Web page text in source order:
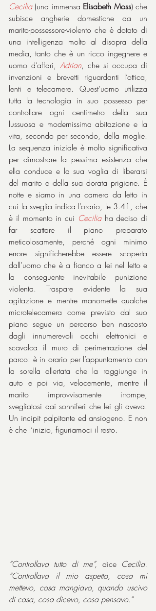
Cecilia (una immensa Elisabeth Moss) che
subisce angherie domestiche da un
marito-possessore-violento che è dotato di
una intelligenza molto al disopra della
media, tanto che è un ricco ingegnere e
uomo d’affari, Adrian, che si occupa di
invenzioni e brevetti riguardanti l’ottica,
lenti e telecamere. Quest’uomo utilizza
tutta la tecnologia in suo possesso per
controllare ogni centimetro della sua
lussuosa e modernissima abitazione e la
vita, secondo per secondo, della moglie.
La sequenza iniziale è molto significativa
per dimostrare la pessima esistenza che
ella conduce e la sua voglia di liberarsi
del marito e della sua dorata prigione. È
notte e siamo in una camera da letto in
cui la sveglia indica l’orario, le 3.41, che
è il momento in cui Cecilia ha deciso di
far scattare il piano preparato
meticolosamente, perché ogni minimo
errore significherebbe essere scoperta
dall’uomo che è a fianco a lei nel letto e
la conseguente inevitabile punizione
violenta. Traspare evidente la sua
agitazione e mentre manomette qualche
microtelecamera come previsto dal suo
piano segue un percorso ben nascosto
dagli innumerevoli occhi elettronici e
scavalca il muro di perimetrazione del
parco: è in orario per l’appuntamento con
la sorella allertata che la raggiunge in
auto e poi via, velocemente, mentre il
marito improvvisamente irrompe,
svegliatosi dai sonniferi che lei gli aveva.
Un incipit palpitante ed ansiogeno. E non
è che l’inizio, figuriamoci il resto.
“Controllava tutto di me”, dice Cecilia.
“Controllava il mio aspetto, cosa mi
mettevo, cosa mangiavo, quando uscivo
di casa, cosa dicevo, cosa pensavo.”